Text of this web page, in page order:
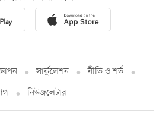
সার্কুলেশন
নীতি ও শর্ত
নিউজলেটার